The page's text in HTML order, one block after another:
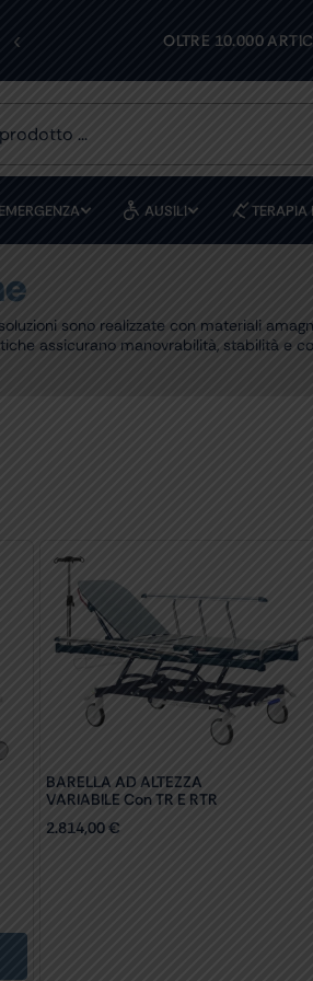
‹ OLTRE 10.000
EMERGENZA AUSILI TERAPIA
sono realizzate con materiali
assicurano manovrabilità, stabilità
BARELLA AD ALTEZZA
VARIABILE Con TR E RTR
2.814,00€